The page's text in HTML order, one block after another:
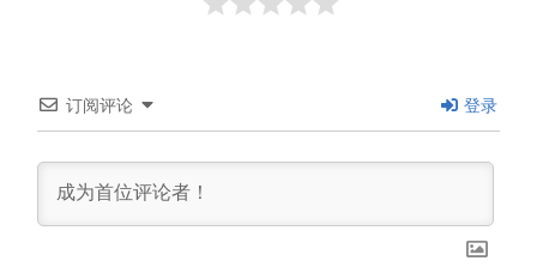
订阅评论 登录